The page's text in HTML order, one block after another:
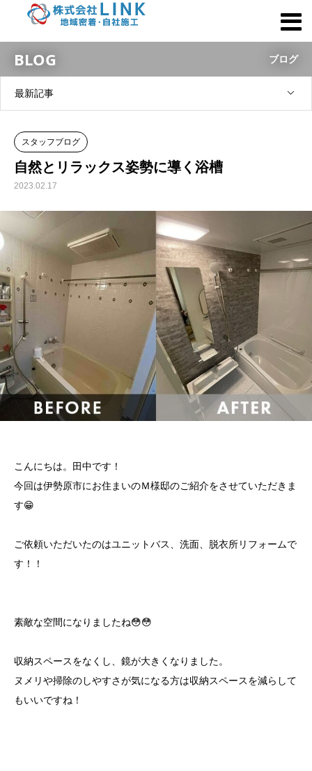
BLOG ブログ
最新記事
スタッフブログ
自然とリラックス姿勢に導く浴槽
2023.02.17
こんにちは。田中です！
今回は伊勢原市にお住まいのＭ様邸のご紹介をさせていただきま
す😁
ご依頼いただいたのはユニットバス、洗面、脱衣所リフォームで
す！！
素敵な空間になりましたね😳😳
収納スペースをなくし、鏡が大きくなりました。
ヌメリや掃除のしやすさが気になる方は収納スペースを減らして
もいいですね！